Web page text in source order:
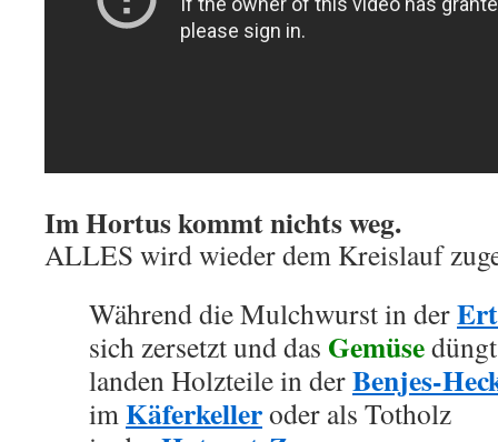
Im Hortus kommt nichts weg.
ALLES wird wieder dem Kreislauf
Während die Mulchwurst in der
sich zersetzt und das Gemüse
landen Holzteile in derBenjes-
imKäferkelleroder als Totholz